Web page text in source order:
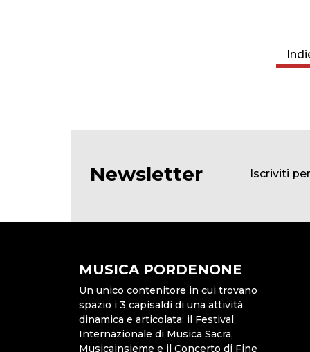
Newsletter Iscriviti
MUSICA PORDENONE
Un unico contenitore in cui trovano
spazio i 3 capisaldi di una attività
dinamica e articolata: il Festival
Internazionale di Musica Sacra,
Musicainsieme e il Concerto di Fine